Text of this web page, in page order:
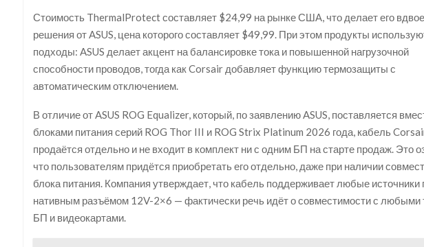
Стоимость ThermalProtect составляет $24,99 на рынке США, что делает его
решения от ASUS, цена которого составляет $49,99. При этом продукты
подходы: ASUS делает акцент на балансировке тока и повышенной нагрузочной
способности проводов, тогда как Corsair добавляет функцию термозащиты с
автоматическим отключением.
В отличие от ASUS ROG Equalizer, который, по заявлению ASUS, поставляется
блоками питания серий ROG Thor III и ROG Strix Platinum 2026 года, кабель
продаётся отдельно и не входит в комплект ни с одним БП на старте продаж. Это
что пользователям придётся приобретать его отдельно, даже при наличии
блока питания. Компания утверждает, что кабель поддерживает любые источники
нативным разъёмом 12V-2×6 — фактически речь идёт о совместимости с любыми
БП и видеокартами.